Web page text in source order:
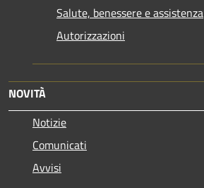
Salute, benessere e assistenza
Autorizzazioni
NOVITÀ
Notizie
Comunicati
Avvisi